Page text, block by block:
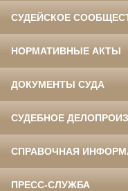
СУДЕЙСКОЕ
НОРМАТИВНЫЕ АКТЫ
ДОКУМЕНТЫ СУДА
СУДЕБНОЕ
СПРАВОЧНАЯ
ПРЕСС-СЛУЖБА